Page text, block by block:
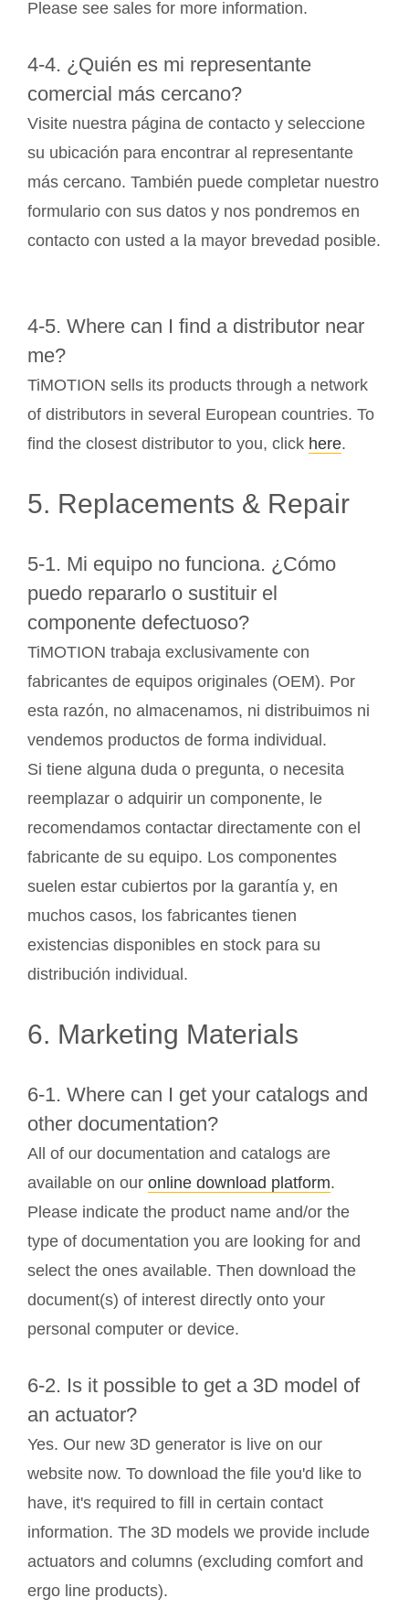
Please see sales for more information.
4-4. ¿Quién es mi representante
comercial más cercano?
Visite nuestra página de contacto y seleccione
su ubicación para encontrar al representante
más cercano. También puede completar nuestro
formulario con sus datos y nos pondremos en
contacto con usted a la mayor brevedad posible.
4-5. Where can I find a distributor near
me?
TiMOTION sells its products through a network
of distributors in several European countries. To
find the closest distributor to you, click here.
5. Replacements & Repair
5-1. Mi equipo no funciona. ¿Cómo
puedo repararlo o sustituir el
componente defectuoso?
TiMOTION trabaja exclusivamente con
fabricantes de equipos originales (OEM). Por
esta razón, no almacenamos, ni distribuimos ni
vendemos productos de forma individual.
Si tiene alguna duda o pregunta, o necesita
reemplazar o adquirir un componente, le
recomendamos contactar directamente con el
fabricante de su equipo. Los componentes
suelen estar cubiertos por la garantía y, en
muchos casos, los fabricantes tienen
existencias disponibles en stock para su
distribución individual.
6. Marketing Materials
6-1. Where can I get your catalogs and
other documentation?
All of our documentation and catalogs are
available on our online download platform.
Please indicate the product name and/or the
type of documentation you are looking for and
select the ones available. Then download the
document(s) of interest directly onto your
personal computer or device.
6-2. Is it possible to get a 3D model of
an actuator?
Yes. Our new 3D generator is live on our
website now. To download the file you'd like to
have, it's required to fill in certain contact
information. The 3D models we provide include
actuators and columns (excluding comfort and
ergo line products).